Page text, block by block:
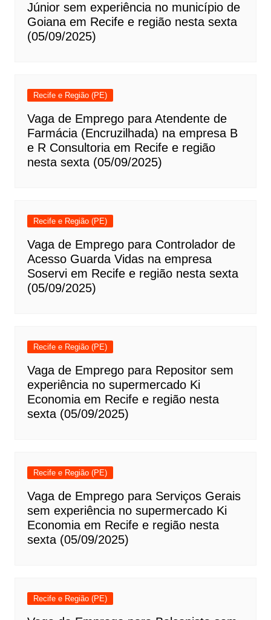
Júnior sem experiência no município de
Goiana em Recife e região nesta sexta
(05/09/2025)
Recife e Região (PE)
Vaga de Emprego para Atendente de
Farmácia (Encruzilhada) na empresa B
e R Consultoria em Recife e região
nesta sexta (05/09/2025)
Recife e Região (PE)
Vaga de Emprego para Controlador de
Acesso Guarda Vidas na empresa
Soservi em Recife e região nesta sexta
(05/09/2025)
Recife e Região (PE)
Vaga de Emprego para Repositor sem
experiência no supermercado Ki
Economia em Recife e região nesta
sexta (05/09/2025)
Recife e Região (PE)
Vaga de Emprego para Serviços Gerais
sem experiência no supermercado Ki
Economia em Recife e região nesta
sexta (05/09/2025)
Recife e Região (PE)